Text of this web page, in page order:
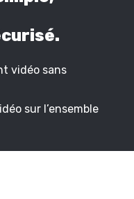
vidéo sans
sur l’ensemble